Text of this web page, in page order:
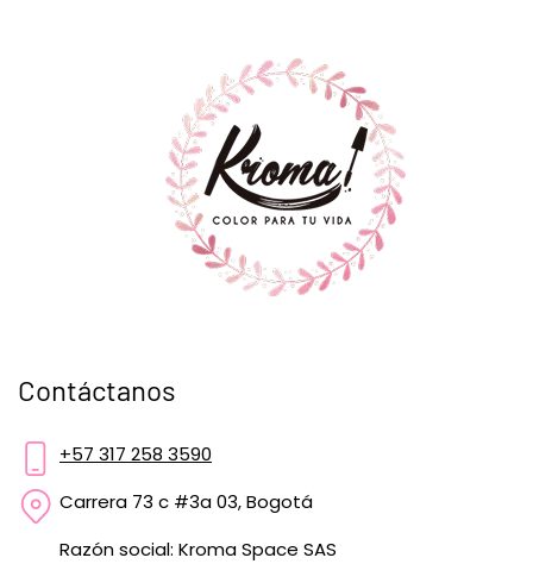
Contáctanos
+57 317 258 3590
Carrera 73 c #3a 03, Bogotá
Razón social: Kroma Space SAS